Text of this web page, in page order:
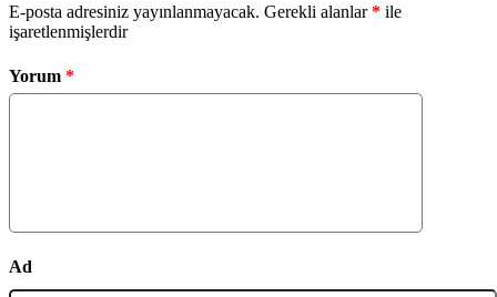
E-posta adresiniz yayınlanmayacak. Gerekli alanlar* ile
işaretlenmişlerdir
Yorum *
Ad